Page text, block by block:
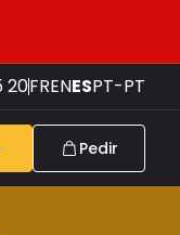
20FRENESPT-PT
Pedir